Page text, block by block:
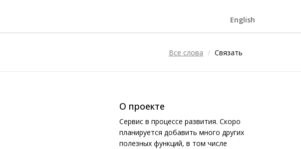
English
Все слова Связать
О проекте
Сервис в процессе развития. Скоро
планируется добавить много других
полезных функций, в том числе